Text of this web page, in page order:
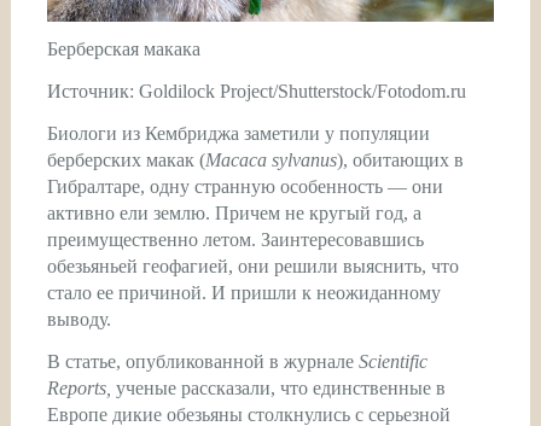
Берберская макака
Источник: Goldilock Project/Shutterstock/Fotodom.ru
Биологи из Кембриджа заметили у популяции
берберских макак (Macaca sylvanus), обитающих в
Гибралтаре, одну странную особенность — они
активно ели землю. Причем не кругый год, а
преимущественно летом. Заинтересовавшись
обезьяньей геофагией, они решили выяснить, что
стало ее причиной. И пришли к неожиданному
выводу.
В статье, опубликованной в журнале Scientific
Reports, ученые рассказали, что единственные в
Европе дикие обезьяны столкнулись с серьезной